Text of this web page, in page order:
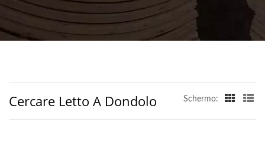
Cercare Letto A Dondolo Schermo: